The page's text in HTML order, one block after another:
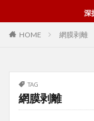
深
HOME 網膜剥離
TAG
網膜剥離